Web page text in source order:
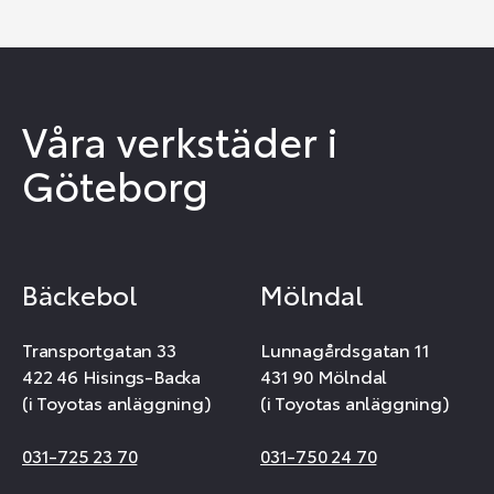
Våra verkstäder i
Göteborg
Bäckebol
Transportgatan 33
422 46 Hisings-Backa
(i Toyotas anläggning)
031-725 23 70
Mölndal
Lunnagårdsgatan 11
431 90 Mölndal
(i Toyotas anläggning)
031-750 24 70